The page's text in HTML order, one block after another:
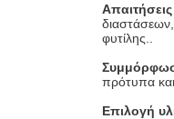
φυτίλης..
πρότυπα
Επιλογή